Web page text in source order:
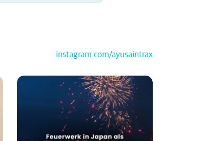
instagram.com/ayusaintrax